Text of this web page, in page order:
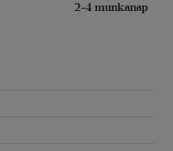
2-4 munkanap